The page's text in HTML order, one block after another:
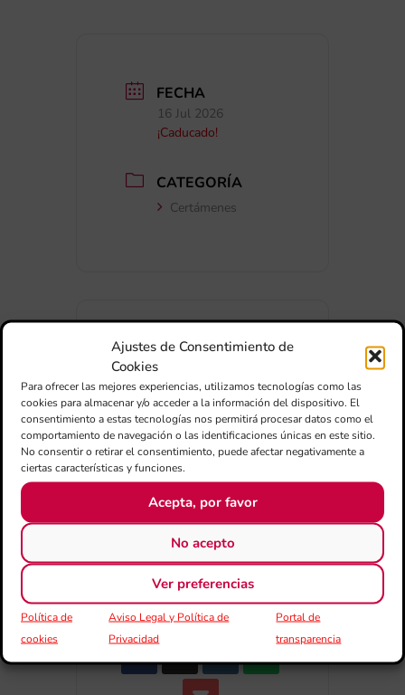
Ajustes de Consentimiento de
Cookies
Para ofrecer las mejores experiencias, utilizamos tecnologías como las
cookies para almacenar y/o acceder a la información del dispositivo. El
consentimiento a estas tecnologías nos permitirá procesar datos como el
comportamiento de navegación o las identificaciones únicas en este sitio.
No consentir o retirar el consentimiento, puede afectar negativamente a
ciertas características y funciones.
Acepta, por favor
No acepto
Ver preferencias
Política de
cookies
Aviso Legal y Política de
Privacidad
Portal de
transparencia
FECHA
16 Jul 2026
¡Caducado!
CATEGORÍA
Certámenes
+ Añadir a Google Calendar
+ exportación iCal / Outlook
COMPARTIR ESTE EVENTO